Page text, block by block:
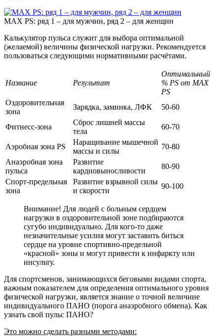
МАХ PS: ряд 1 – для мужчин, ряд 2 – для женщин
Калькулятор пульса служит для выбора оптимальной
(желаемой) величины физической нагрузки. Рекомендуется
пользоваться следующими нормативными расчётами.
Название Результат
Оптимальный
% PS от MAX
PS
Оздоровительная
зона
Зарядка, заминка, ЛФК 50-60
Фитнесс-зона
Сброс лишней массы
тела
60-70
Аэробная зона PS
Наращивание мышечной
массы и силы
70-80
Анаэробная зона
пульса
Развитие
кардиовыносливости
80-90
Спорт-предельная
зона
Развитие взрывной силы
и скорости
90-100
Внимание! Для людей с больным сердцем
нагрузки в оздоровительной зоне подбираются
сугубо индивидуально. Для кого-то даже
незначительные усилия могут заставить биться
сердце на уровне спортивно-предельной
«красной» зоны и могут привести к инфаркту или
инсульту.
Для спортсменов, занимающихся беговыми видами спорта,
важным показателем для определения оптимального уровня
физической нагрузки, является знание о точной величине
индивидуального ПАНО (порога анаэробного обмена). Как
узнать свой пульс ПАНО?
Это можно сделать разными методами: